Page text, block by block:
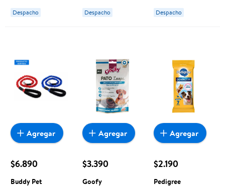
Despacho Despacho Despacho
$6.890
Buddy Pet
Agregar
$3.390
Goofy
Agregar
$2.190
Pedigree
Agregar